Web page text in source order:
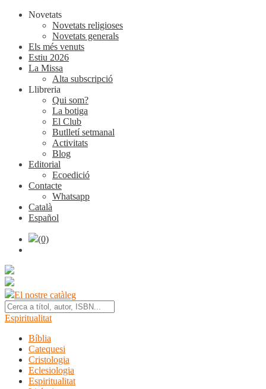
Novetats
Novetats religioses
Novetats generals
Els més venuts
Estiu 2026
La Missa
Alta subscripció
Llibreria
Qui som?
La botiga
El Club
Butlletí setmanal
Activitats
Blog
Editorial
Ecoedició
Contacte
Whatsapp
Català
Español
(0)
El nostre catàleg
Espiritualitat
Bíblia
Catequesi
Cristologia
Eclesiologia
Espiritualitat